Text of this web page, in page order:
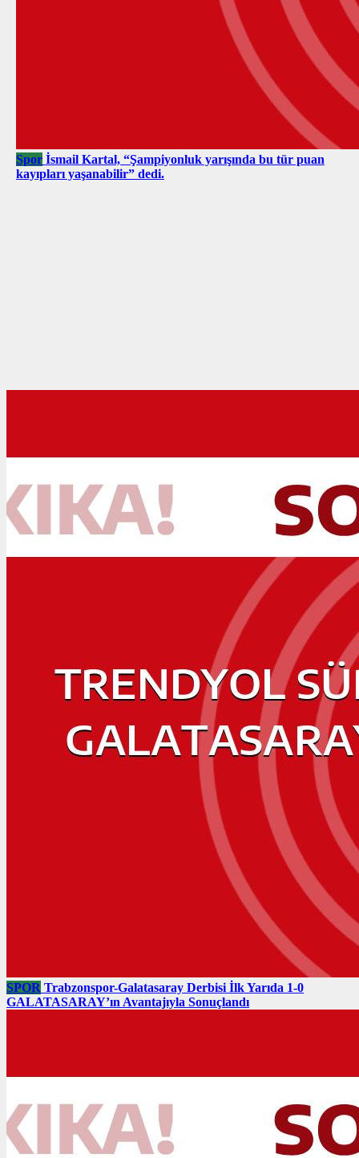
Spor İsmail Kartal, “Şampiyonluk yarışında bu tür puan
kayıpları yaşanabilir” dedi.
SPOR Trabzonspor-Galatasaray Derbisi İlk Yarıda 1-0
GALATASARAY’ın Avantajıyla Sonuçlandı